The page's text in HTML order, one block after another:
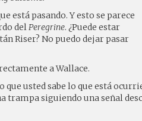
está pasando. Y esto se parece
delPeregrine. ¿Puede estar
Riser? No puedo dejar pasar
a Wallace.
que usted sabe lo que está
trampa siguiendo una señal